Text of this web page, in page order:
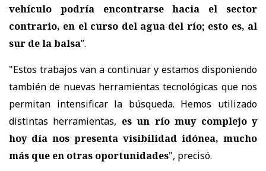
vehículo podría encontrarse hacia el sector
contrario, en el curso del agua del río; esto es, al
sur de la balsa”.
"Estos trabajos van a continuar y estamos disponiendo
también de nuevas herramientas tecnológicas que nos
permitan intensificar la búsqueda. Hemos utilizado
distintas herramientas, es un río muy complejo y
hoy día nos presenta visibilidad idónea, mucho
más que en otras oportunidades", precisó.